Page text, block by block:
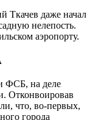
Ткачев даже начал
нелепость.
аэропорту.
ФСБ, на деле
Отконвоировав
что, во-первых,
города